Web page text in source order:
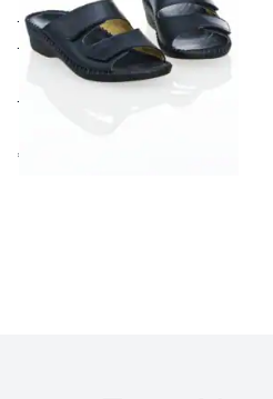
extraweiches Fußbett
Stoßdämpfer in der
Ferse
€ 69,95